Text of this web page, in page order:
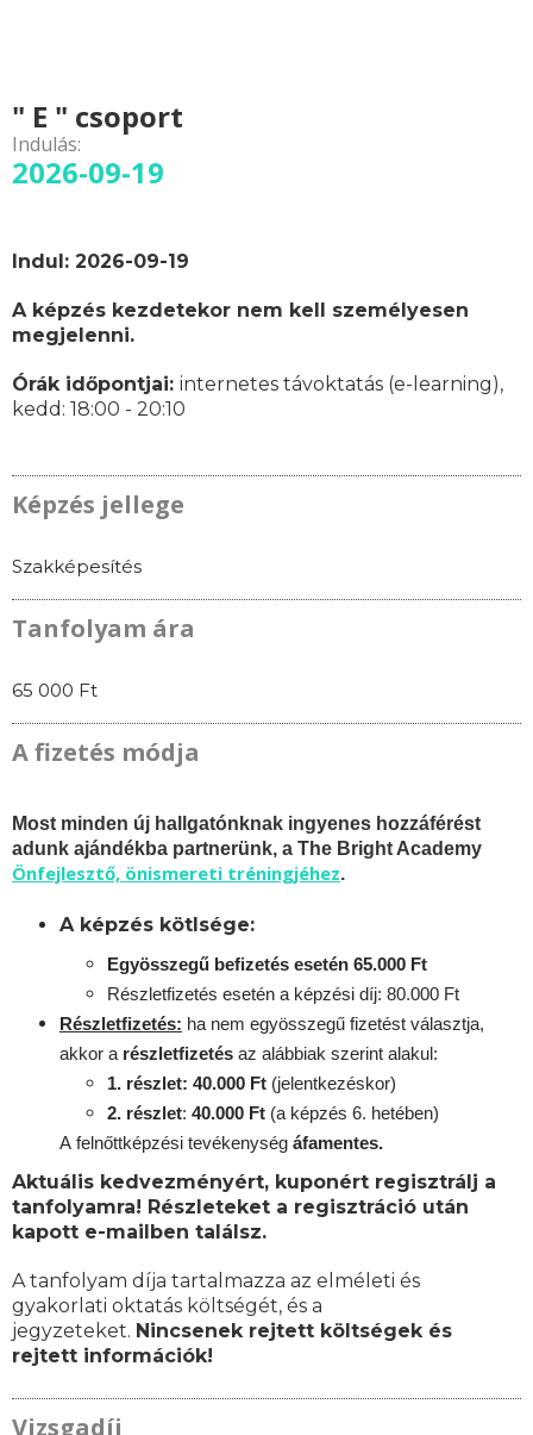
" E " csoport
Indulás:
2026-09-19
Indul: 2026-09-19
A képzés kezdetekor nem kell személyesen
megjelenni.
Órák időpontjai: internetes távoktatás (e-learning),
kedd: 18:00 - 20:10
Képzés jellege
Szakképesítés
Tanfolyam ára
65 000 Ft
A fizetés módja
Most minden új hallgatónknak ingyenes hozzáférést
adunk ajándékba partnerünk, a The Bright Academy
Önfejlesztő, önismereti tréningjéhez.
A képzés kötlsége:
Egyösszegű befizetés esetén 65.000 Ft
Részletfizetés esetén a képzési díj: 80.000 Ft
Részletfizetés: ha nem egyösszegű fizetést választja,
akkor a részletfizetés az alábbiak szerint alakul:
1. részlet: 40.000 Ft (jelentkezéskor)
2. részlet: 40.000 Ft (a képzés 6. hetében)
A felnőttképzési tevékenység áfamentes.
Aktuális kedvezményért, kuponért regisztrálj a
tanfolyamra! Részleteket a regisztráció után
kapott e-mailben találsz.
A tanfolyam díja tartalmazza az elméleti és
gyakorlati oktatás költségét, és a
jegyzeteket. Nincsenek rejtett költségek és
rejtett információk!
Vizsgadíj